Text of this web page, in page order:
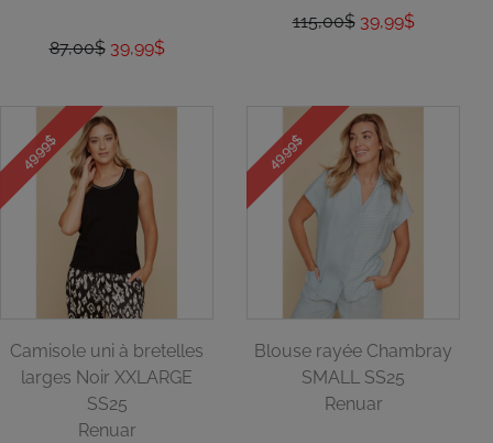
87,00$ 39,99$
115,00$ 39,99$
49.99$
Camisole uni à bretelles
larges Noir XXLARGE
SS25
Renuar
49.99$
Blouse rayée Chambray
SMALL SS25
Renuar